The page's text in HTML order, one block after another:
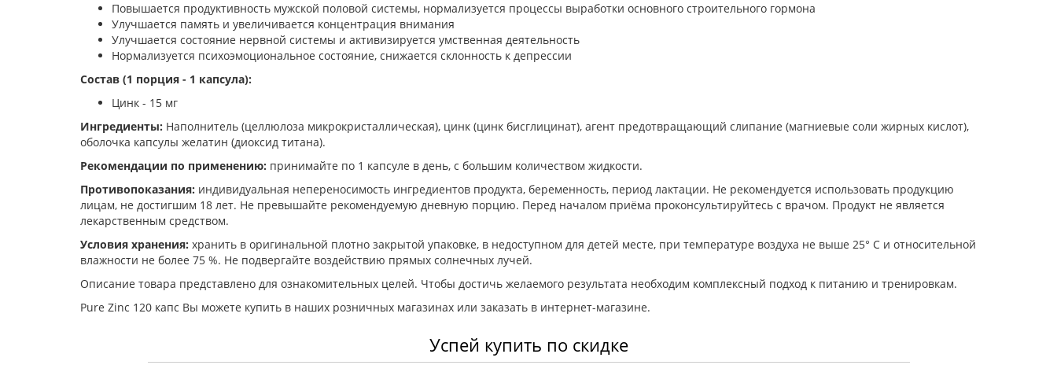
Повышается продуктивность мужской половой системы, нормализуется процессы выработки основного строительного гормона
Улучшается память и увеличивается концентрация внимания
Улучшается состояние нервной системы и активизируется умственная деятельность
Нормализуется психоэмоциональное состояние, снижается склонность к депрессии
Состав (1 порция - 1 капсула):
Цинк - 15 мг
Ингредиенты: Наполнитель (целлюлоза микрокристаллическая), цинк (цинк бисглицинат), агент предотвращающий слипание (магниевые соли жирных кислот),
оболочка капсулы желатин (диоксид титана).
Рекомендации по применению: принимайте по 1 капсуле в день, с большим количеством жидкости.
Противопоказания: индивидуальная непереносимость ингредиентов продукта, беременность, период лактации. Не рекомендуется использовать продукцию
лицам, не достигшим 18 лет. Не превышайте рекомендуемую дневную порцию. Перед началом приёма проконсультируйтесь с врачом. Продукт не является
лекарственным средством.
Условия хранения: хранить в оригинальной плотно закрытой упаковке, в недоступном для детей месте, при температуре воздуха не выше 25° С и относительной
влажности не более 75 %. Не подвергайте воздействию прямых солнечных лучей.
Описание товара представлено для ознакомительных целей. Чтобы достичь желаемого результата необходим комплексный подход к питанию и тренировкам.
Pure Zinc 120 капс Вы можете купить в наших розничных магазинах или заказать в интернет-магазине.
Успей купить по скидке